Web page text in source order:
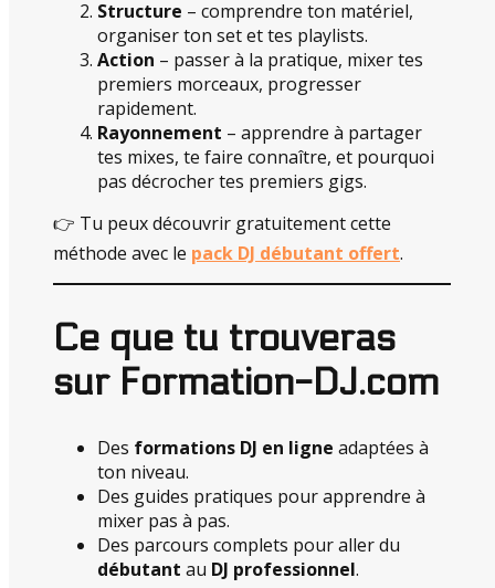
Structure – comprendre ton matériel,
organiser ton set et tes playlists.
Action – passer à la pratique, mixer tes
premiers morceaux, progresser
rapidement.
Rayonnement – apprendre à partager
tes mixes, te faire connaître, et pourquoi
pas décrocher tes premiers gigs.
👉 Tu peux découvrir gratuitement cette
méthode avec le pack DJ débutant offert.
Ce que tu trouveras
sur Formation-DJ.com
Des formations DJ en ligne adaptées à
ton niveau.
Des guides pratiques pour apprendre à
mixer pas à pas.
Des parcours complets pour aller du
débutant au DJ professionnel.